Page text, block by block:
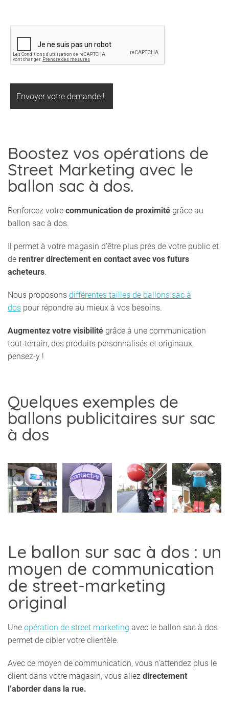
Boostez vos opérations de
Street Marketing avec le
ballon sac à dos.
Renforcez votre communication de proximité grâce au
ballon sac à dos.
Il permet à votre magasin d’être plus près de votre public et
de rentrer directement en contact avec vos futurs
acheteurs.
Nous proposons différentes tailles de ballons sac à
dos pour répondre au mieux à vos besoins.
Augmentez votre visibilité grâce à une communication
tout-terrain, des produits personnalisés et originaux,
pensez-y !
Quelques exemples de
ballons publicitaires sur sac
à dos
Le ballon sur sac à dos : un
moyen de communication
de street-marketing
original
Une opération de street marketing avec le ballon sac à dos
permet de cibler votre clientèle.
Avec ce moyen de communication, vous n’attendez plus le
client dans votre magasin, vous allez directement
l’aborder dans la rue.